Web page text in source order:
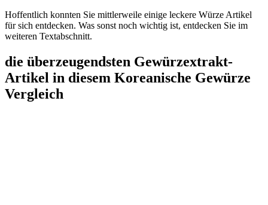
Hoffentlich konnten Sie mittlerweile einige leckere Würze Artikel
für sich entdecken. Was sonst noch wichtig ist, entdecken Sie im
weiteren Textabschnitt.
die überzeugendsten Gewürzextrakt-
Artikel in diesem Koreanische Gewürze
Vergleich